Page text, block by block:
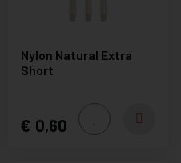
Nylon Natural Extra
Short
0,60